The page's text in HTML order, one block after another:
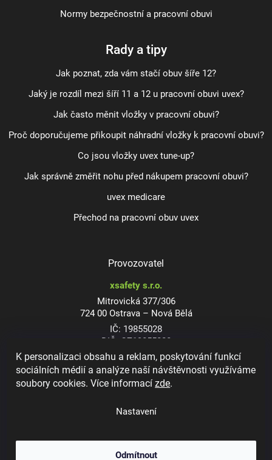
K personalizaci obsahu a reklam, poskytování funkcí
sociálních médií a analýze naší návštěvnosti využíváme
soubory cookies. Více informacízde.
Nastavení
Odmítnout
Normy bezpečnostní a pracovní obuvi
Rady a tipy
Jak poznat, zda vám stačí obuv šíře 12?
Jaký je rozdíl mezi šíří 11 a 12 u pracovní obuvi uvex?
Jak často měnit vložky v pracovní obuvi?
Proč doporučujeme přikoupit náhradní vložky k pracovní obuvi?
Co jsou vložky uvex tune-up?
Jak správně změřit nohu před nákupem pracovní obuvi?
uvex medicare
Přechod na pracovní obuv uvex
Provozovatel
xsafety s.r.o.
Mitrovická 377/306
724 00 Ostrava – Nová Bělá
IČ: 19855028
DIČ: CZ19855028
Dioptrické ochranné brýle